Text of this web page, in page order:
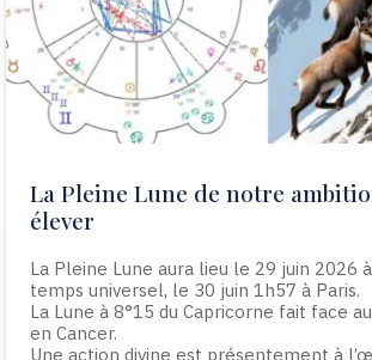
La Pleine Lune de notre
élever
La Pleine Lune aura lieu le 29 juin 2026
temps universel, le 30 juin 1h57 à Paris.
La Lune à 8°15 du Capricorne fait face
en Cancer.
Une action divine est présentement à